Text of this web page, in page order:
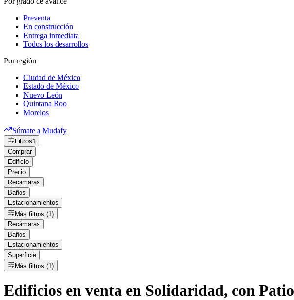
Preventa
En construcción
Entrega inmediata
Todos los desarrollos
Por región
Ciudad de México
Estado de México
Nuevo León
Quintana Roo
Morelos
Súmate a Mudafy
Filtros1
Comprar
Edificio
Precio
Recámaras
Baños
Estacionamientos
Más filtros (1)
Recámaras
Baños
Estacionamientos
Superficie
Más filtros (1)
Edificios en venta en Solidaridad, con Patio